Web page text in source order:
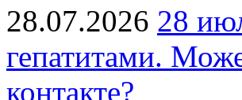
28.07.2026 28
гепатитами.
контакте?